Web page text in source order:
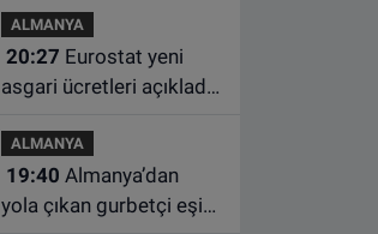
ALMANYA
20:27
asgari ücretleri açıkladı:
sıraya yükseldi
ALMANYA
19:40
yola çıkan gurbetçi eşini